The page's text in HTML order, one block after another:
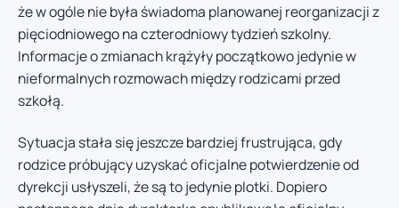
że w ogóle nie była świadoma planowanej reorganizacji z
pięciodniowego na czterodniowy tydzień szkolny.
Informacje o zmianach krążyły początkowo jedynie w
nieformalnych rozmowach między rodzicami przed
szkołą.
Sytuacja stała się jeszcze bardziej frustrująca, gdy
rodzice próbujący uzyskać oficjalne potwierdzenie od
dyrekcji usłyszeli, że są to jedynie plotki. Dopiero